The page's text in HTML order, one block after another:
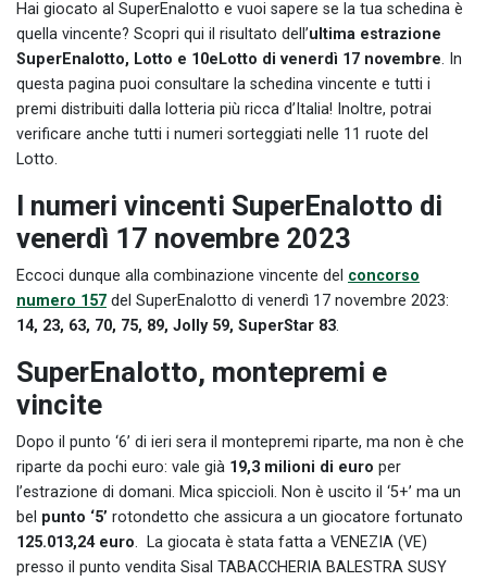
Hai giocato al SuperEnalotto e vuoi sapere se la tua schedina è
quella vincente? Scopri qui il risultato dell’ultima estrazione
SuperEnalotto, Lotto e 10eLotto di venerdì 17 novembre. In
questa pagina puoi consultare la schedina vincente e tutti i
premi distribuiti dalla lotteria più ricca d’Italia! Inoltre, potrai
verificare anche tutti i numeri sorteggiati nelle 11 ruote del
Lotto.
I numeri vincenti SuperEnalotto di
venerdì 17 novembre 2023
Eccoci dunque alla combinazione vincente del concorso
numero 157 del SuperEnalotto di venerdì 17 novembre 2023:
14, 23, 63, 70, 75, 89, Jolly 59, SuperStar 83.
SuperEnalotto, montepremi e
vincite
Dopo il punto ‘6’ di ieri sera il montepremi riparte, ma non è che
riparte da pochi euro: vale già 19,3 milioni di euro per
l’estrazione di domani. Mica spiccioli. Non è uscito il ‘5+’ ma un
bel punto ‘5’ rotondetto che assicura a un giocatore fortunato
125.013,24 euro. La giocata è stata fatta a VENEZIA (VE)
presso il punto vendita Sisal TABACCHERIA BALESTRA SUSY